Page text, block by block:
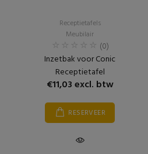
Receptietafels
Meubilair
(0)
Inzetbak voor Conic
Receptietafel
€11,03 excl. btw
RESERVEER